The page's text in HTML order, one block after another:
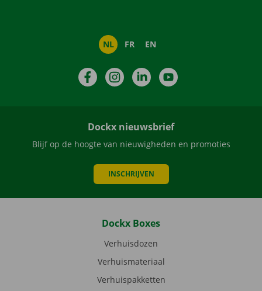
NL FR EN
FacebookInstagramLinkedIn
Dockx nieuwsbrief
Blijf op de hoogte van nieuwigheden en promoties
INSCHRIJVEN
Dockx Boxes
Verhuisdozen
Verhuismateriaal
Verhuispakketten